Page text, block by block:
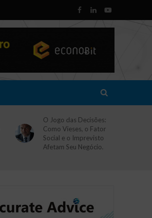
O Jogo das Decisões:
Como Vieses, o Fator
Social e o Imprevisto
Afetam Seu Negócio.